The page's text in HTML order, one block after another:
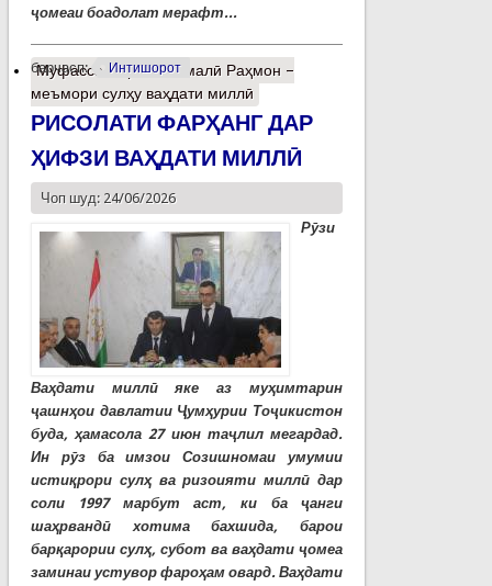
ҷомеаи боадолат мерафт...
барчасп: Интишорот
Муфассалтаро Эмомалӣ Раҳмон –
меъмори сулҳу ваҳдати миллӣ
РИСОЛАТИ ФАРҲАНГ ДАР
ҲИФЗИ ВАҲДАТИ МИЛЛӢ
Чоп шуд: 24/06/2026
Рӯзи
Ваҳдати миллӣ яке аз муҳимтарин
ҷашнҳои давлатии Ҷумҳурии Тоҷикистон
буда, ҳамасола 27 июн таҷлил мегардад.
Ин рӯз ба имзои Созишномаи умумии
истиқрори сулҳ ва ризоияти миллӣ дар
соли 1997 марбут аст, ки ба ҷанги
шаҳрвандӣ хотима бахшида, барои
барқарории сулҳ, субот ва ваҳдати ҷомеа
заминаи устувор фароҳам овард. Ваҳдати